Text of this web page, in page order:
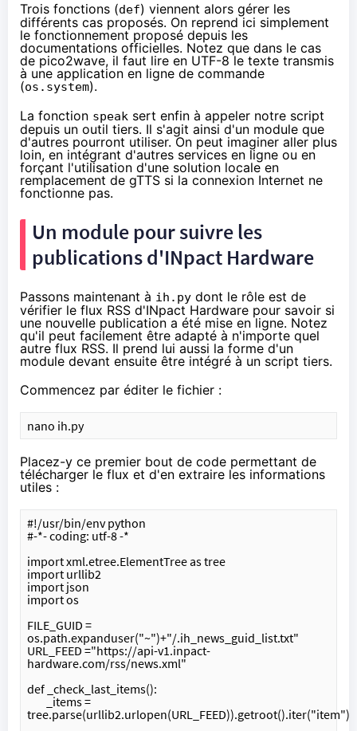
Trois fonctions (def) viennent alors gérer les
différents cas proposés. On reprend ici simplement
le fonctionnement proposé depuis les
documentations officielles. Notez que dans le cas
de pico2wave, il faut lire en UTF-8 le texte transmis
à une application en ligne de commande
(os.system).
La fonction speak sert enfin à appeler notre script
depuis un outil tiers. Il s'agit ainsi d'un module que
d'autres pourront utiliser. On peut imaginer aller plus
loin, en intégrant d'autres services en ligne ou en
forçant l'utilisation d'une solution locale en
remplacement de gTTS si la connexion Internet ne
fonctionne pas.
Un module pour suivre les
publications d'INpact Hardware
Passons maintenant à ih.py dont le rôle est de
vérifier le flux RSS d'INpact Hardware pour savoir si
une nouvelle publication a été mise en ligne. Notez
qu'il peut facilement être adapté à n'importe quel
autre flux RSS. Il prend lui aussi la forme d'un
module devant ensuite être intégré à un script tiers.
Commencez par éditer le fichier :
nano ih.py
Placez-y ce premier bout de code permettant de
télécharger le flux et d'en extraire les informations
utiles :
#!/usr/bin/env python
#-*- coding: utf-8 -*
import xml.etree.ElementTree as tree
import urllib2
import json
import os
FILE_GUID =
os.path.expanduser("~")+"/.ih_news_guid_list.txt"
URL_FEED ="https://api-v1.inpact-
hardware.com/rss/news.xml"
tree.parse(urllib2.urlopen(URL_FEED)).getroot().iter("item")